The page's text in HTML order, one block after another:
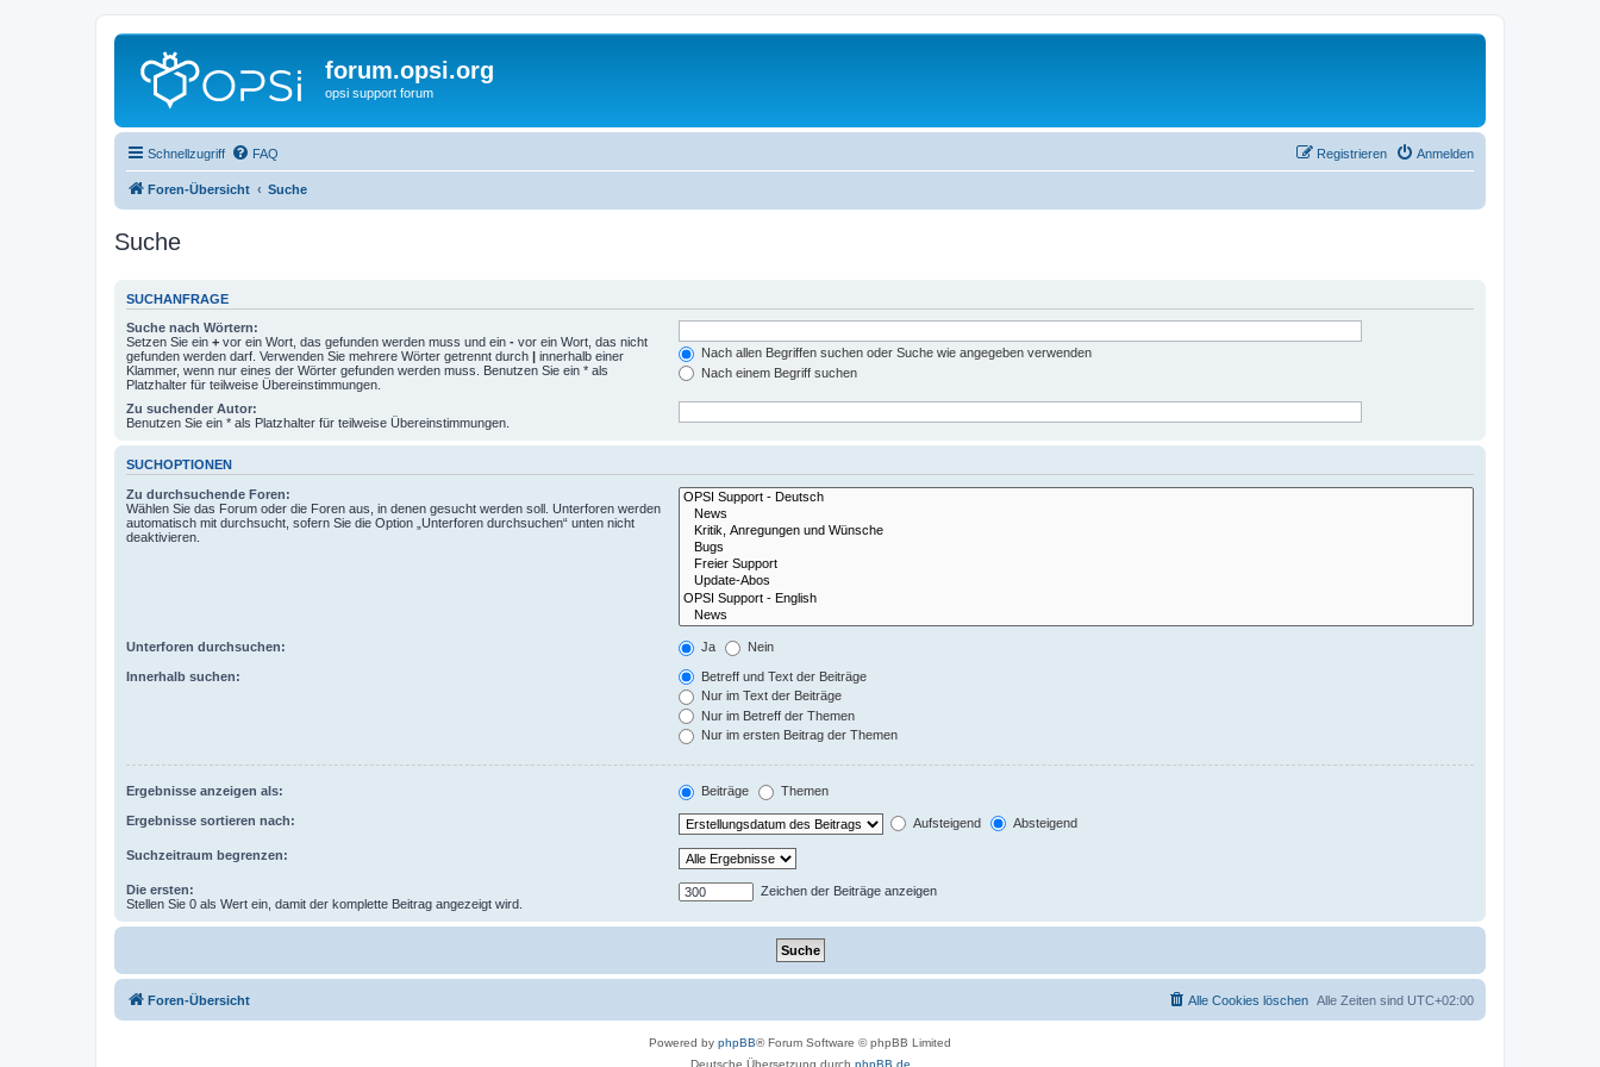
forum.opsi.org
opsi support forum
Schnellzugriff FAQ Anmelden
Registrieren
Foren-Übersicht Suche
Suche
SUCHANFRAGE
Suche nach Wörtern:
Setzen Sie ein + vor ein Wort, das gefunden werden muss und ein - vor ein Wort, das nicht
gefunden werden darf. Verwenden Sie mehrere Wörter getrennt durch | innerhalb einer
Klammer, wenn nur eines der Wörter gefunden werden muss. Benutzen Sie ein * als
Platzhalter für teilweise Übereinstimmungen.
Nach allen Begriffen suchen oder Suche wie angegeben verwenden
Nach einem Begriff suchen
Zu suchender Autor:
Benutzen Sie ein * als Platzhalter für teilweise Übereinstimmungen.
SUCHOPTIONEN
Zu durchsuchende Foren:
Wählen Sie das Forum oder die Foren aus, in denen gesucht werden soll. Unterforen werden
automatisch mit durchsucht, sofern Sie die Option „Unterforen durchsuchen“ unten nicht
deaktivieren.
Unterforen durchsuchen: Ja Nein
Innerhalb suchen:
Betreff und Text der Beiträge
Nur im Text der Beiträge
Nur im Betreff der Themen
Nur im ersten Beitrag der Themen
Ergebnisse anzeigen als: Beiträge Themen
Ergebnisse sortieren nach: Aufsteigend Absteigend
Suchzeitraum begrenzen:
Die ersten:
Stellen Sie 0 als Wert ein, damit der komplette Beitrag angezeigt wird.
Zeichen der Beiträge anzeigen
Foren-Übersicht Alle Zeiten sind UTC+02:00
Alle Cookies löschen
Powered by phpBB® Forum Software © phpBB Limited
Deutsche Übersetzung durch phpBB.de